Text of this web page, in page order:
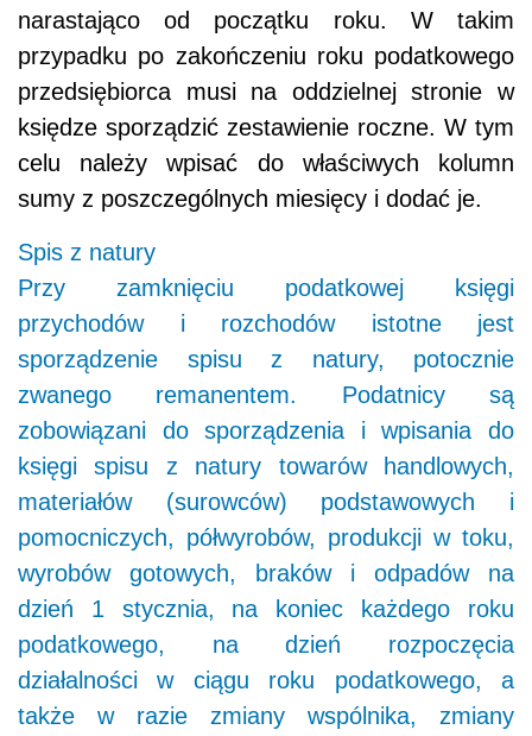
narastająco od początku roku. W takim
przypadku po zakończeniu roku podatkowego
przedsiębiorca musi na oddzielnej stronie w
księdze sporządzić zestawienie roczne. W tym
celu należy wpisać do właściwych kolumn
sumy z poszczególnych miesięcy i dodać je.
Spis z natury
Przy zamknięciu podatkowej księgi
przychodów i rozchodów istotne jest
sporządzenie spisu z natury, potocznie
zwanego remanentem. Podatnicy są
zobowiązani do sporządzenia i wpisania do
księgi spisu z natury towarów handlowych,
materiałów (surowców) podstawowych i
pomocniczych, półwyrobów, produkcji w toku,
wyrobów gotowych, braków i odpadów na
dzień 1 stycznia, na koniec każdego roku
podatkowego, na dzień rozpoczęcia
działalności w ciągu roku podatkowego, a
także w razie zmiany wspólnika, zmiany